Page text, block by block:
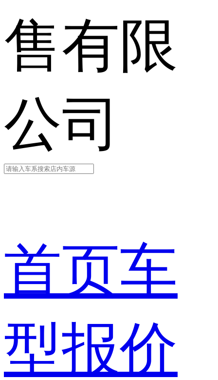
售有限
公司
首页车
型报价